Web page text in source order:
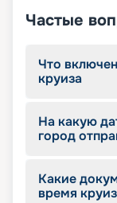
Частые
Что
круиза
На какую
город
Какие
время